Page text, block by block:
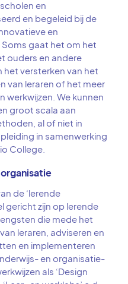
en
en begeleid bij de
en
gaat het om het
ouders en andere
versterken van het
van leraren of het meer
werkwijzen. We kunnen
groot scala aan
al of niet in
in samenwerking
College.
de ‘lerende
gericht zijn op lerende
die mede het
leraren, adviseren en
en implementeren
en organisatie-
als ‘Design